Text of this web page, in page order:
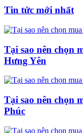
Tin tức mới nhất
Tại sao nên chọn
Hưng Yên
Tại sao nên chọn
Phúc